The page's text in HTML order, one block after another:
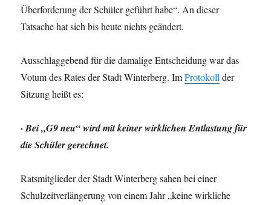
Überforderung der Schüler geführt habe“. An dieser
Tatsache hat sich bis heute nichts geändert.
Ausschlaggebend für die damalige Entscheidung war das
Votum des Rates der Stadt Winterberg. ImProtokollder
Sitzung heißt es:
· Bei „G9 neu“ wird mit keiner wirklichen Entlastung für
die Schüler gerechnet.
Ratsmitglieder der Stadt Winterberg sahen bei einer
Schulzeitverlängerung von einem Jahr „keine wirkliche